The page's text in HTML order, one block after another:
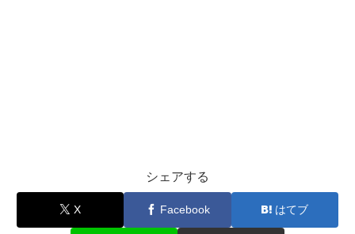
シェアする
X Facebook はてブ